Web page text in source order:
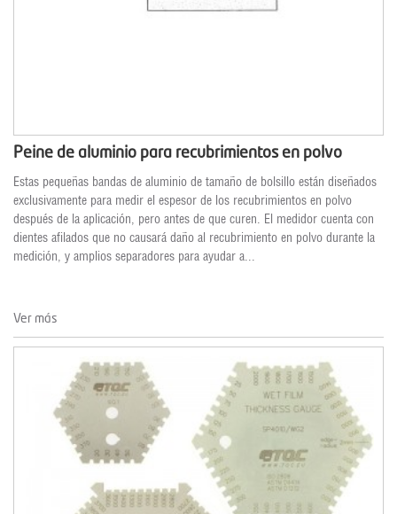
Peine de aluminio para recubrimientos en polvo
Estas pequeñas bandas de aluminio de tamaño de bolsillo están diseñados
exclusivamente para medir el espesor de los recubrimientos en polvo
después de la aplicación, pero antes de que curen. El medidor cuenta con
dientes afilados que no causará daño al recubrimiento en polvo durante la
medición, y amplios separadores para ayudar a...
Ver más